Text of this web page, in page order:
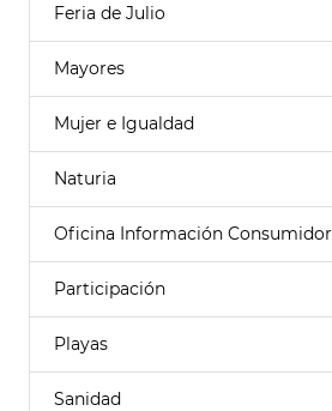
Feria de Julio
Mayores
Mujer e Igualdad
Naturia
Oficina Información Consumidor
Participación
Playas
Sanidad